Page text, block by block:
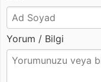
Yorum / Bilgi